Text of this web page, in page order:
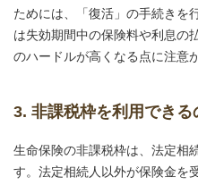
ためには、「復活」の手続きを
は失効期間中の保険料や利息の
のハードルが高くなる点に注意
3. 非課税枠を利用でき
生命保険の非課税枠は、法定相
す。法定相続人以外が保険金を